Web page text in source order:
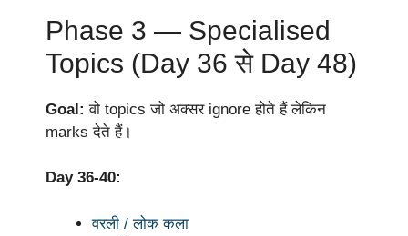
Phase 3 — Specialised
Topics (Day 36 से Day 48)
Goal: वो topics जो अक्सर ignore होते हैं लेकिन
marks देते हैं।
Day 36-40:
वरली / लोक कला